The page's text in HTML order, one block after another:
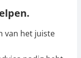
van het juiste